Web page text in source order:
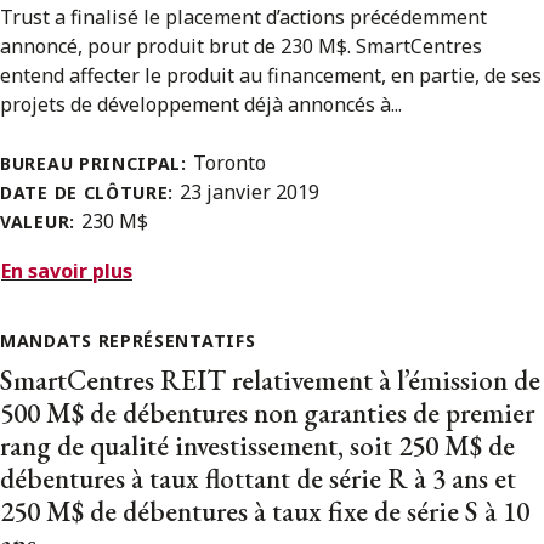
Trust a finalisé le placement d’actions précédemment
annoncé, pour produit brut de 230 M$. SmartCentres
entend affecter le produit au financement, en partie, de ses
projets de développement déjà annoncés à...
BUREAU PRINCIPAL: Toronto
DATE DE CLÔTURE: 23 janvier 2019
VALEUR: 230 M$
En savoir plus
MANDATS REPRÉSENTATIFS
SmartCentres REIT relativement à l’émission de
500 M$ de débentures non garanties de premier
rang de qualité investissement, soit 250 M$ de
débentures à taux flottant de série R à 3 ans et
250 M$ de débentures à taux fixe de série S à 10